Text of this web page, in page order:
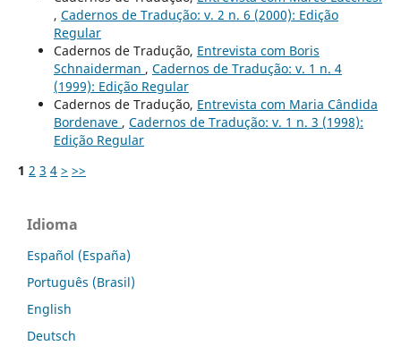
, Cadernos de Tradução: v. 2 n. 6 (2000): Edição
Regular
Cadernos de Tradução, Entrevista com Boris
Schnaiderman , Cadernos de Tradução: v. 1 n. 4
(1999): Edição Regular
Cadernos de Tradução, Entrevista com Maria Cândida
Bordenave , Cadernos de Tradução: v. 1 n. 3 (1998):
Edição Regular
1 2 3 4 > >>
Idioma
Español (España)
Português (Brasil)
English
Deutsch